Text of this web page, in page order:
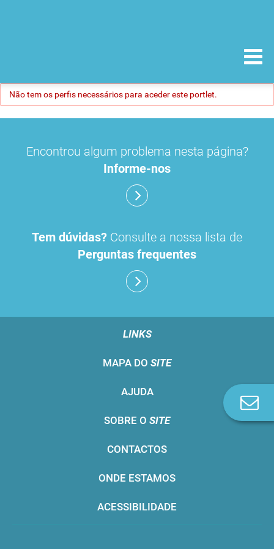
Não tem os perfis necessários para aceder este portlet.
Encontrou algum problema nesta página?
Informe-nos
Tem dúvidas? Consulte a nossa lista de
Perguntas frequentes
LINKS
MAPA DO SITE
AJUDA
SOBRE O SITE
CONTACTOS
ONDE ESTAMOS
ACESSIBILIDADE